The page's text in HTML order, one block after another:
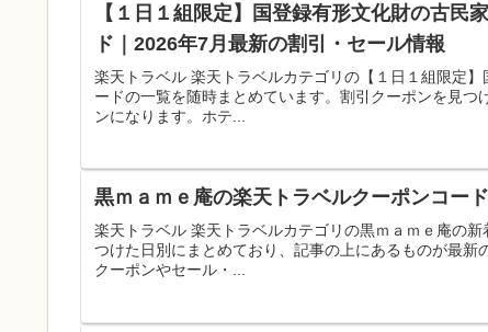
【１日１組限定】国登録有形文化財の古民
ド｜2026年7月最新の割引・セール情報
楽天トラベル 楽天トラベルカテゴリの【１日１組限定
ードの一覧を随時まとめています。割引クーポンを見
ンになります。ホテ...
黒ｍａｍｅ庵の楽天トラベルクーポンコー
楽天トラベル 楽天トラベルカテゴリの黒ｍａｍｅ庵の
つけた日別にまとめており、記事の上にあるものが最
クーポンやセール・...